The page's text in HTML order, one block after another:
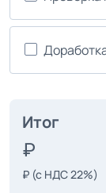
Итог
₽ (с НДС 22%)